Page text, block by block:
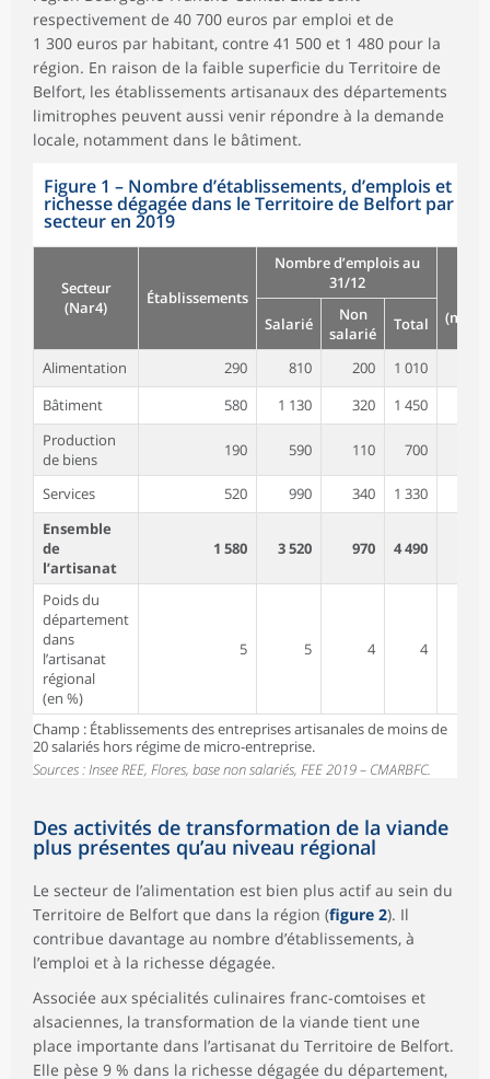
respectivement de 40 700 euros par emploi et de
1 300 euros par habitant, contre 41 500 et 1 480 pour la
région. En raison de la faible superficie du Territoire de
Belfort, les établissements artisanaux des départements
limitrophes peuvent aussi venir répondre à la demande
locale, notamment dans le bâtiment.
Figure 1 – Nombre d’établissements, d’emplois et
richesse dégagée dans le Territoire de Belfort par
secteur en 2019
Secteur
(Nar4)
Établissements
Nombre d’emplois au
31/12
Salarié
Non
salarié
Total
Alimentation 290 810 200
1 010
Bâtiment
580 1 130 320
1 450
Production
de biens
190 590 110 700
Services 520 990 340
1 330
Ensemble
de
l’artisanat
1 580 3 520 970 4 490
Poids du
département
dans
l’artisanat
régional
(en %)
5 5 4 4
Champ : Établissements des entreprises artisanales de moins de
20 salariés hors régime de micro-entreprise.
Sources : Insee REE, Flores, base non salariés, FEE 2019 – CMARBFC.
Des activités de transformation de la viande
plus présentes qu’au niveau régional
Le secteur de l’alimentation est bien plus actif au sein du
Territoire de Belfort que dans la région (figure 2). Il
contribue davantage au nombre d’établissements, à
l’emploi et à la richesse dégagée.
Associée aux spécialités culinaires franc-comtoises et
alsaciennes, la transformation de la viande tient une
place importante dans l’artisanat du Territoire de Belfort.
Elle pèse 9 % dans la richesse dégagée du département,